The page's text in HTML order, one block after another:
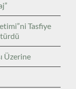
Tasfiye
Üzerine